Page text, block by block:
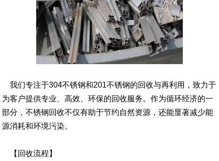
我们专注于304不锈钢和201不锈钢的回收与再利用，致力于
为客户提供专业、高效、环保的回收服务。作为循环经济的一
部分，不锈钢回收不仅有助于节约自然资源，还能显著减少能
源消耗和环境污染。
【回收流程】